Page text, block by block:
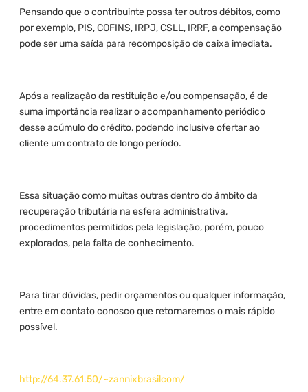
Pensando que o contribuinte possa ter outros débitos, como
por exemplo, PIS, COFINS, IRPJ, CSLL, IRRF, a compensação
pode ser uma saída para recomposição de caixa imediata.
Após a realização da restituição e/ou compensação, é de
suma importância realizar o acompanhamento periódico
desse acúmulo do crédito, podendo inclusive ofertar ao
cliente um contrato de longo período.
Essa situação como muitas outras dentro do âmbito da
recuperação tributária na esfera administrativa,
procedimentos permitidos pela legislação, porém, pouco
explorados, pela falta de conhecimento.
Para tirar dúvidas, pedir orçamentos ou qualquer informação,
entre em contato conosco que retornaremos o mais rápido
possível.
http://64.37.61.50/~zannixbrasilcom/